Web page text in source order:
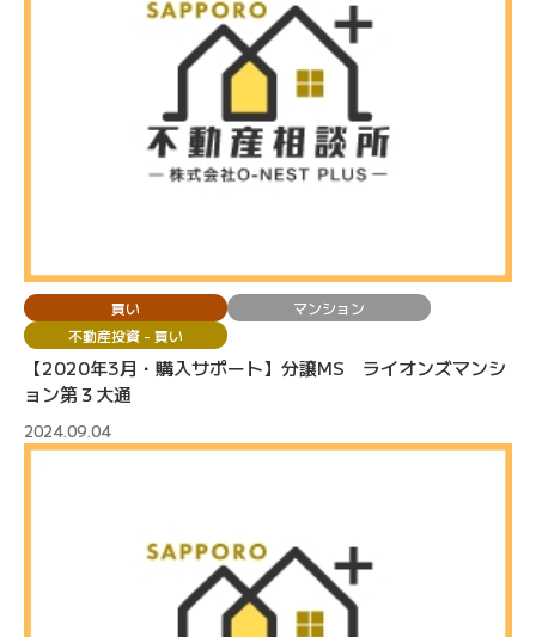
買い
マンション
不動産投資 - 買い
【2020年3月・購入サポート】分譲MS ライオンズマンシ
ョン第３大通
2024.09.04